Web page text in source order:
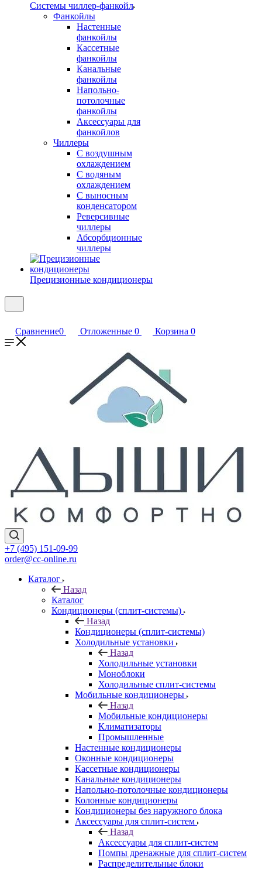
Системы чиллер-фанкойл
Фанкойлы
Настенные
фанкойлы
Кассетные
фанкойлы
Канальные
фанкойлы
Напольно-
потолочные
фанкойлы
Аксессуары для
фанкойлов
Чиллеры
С воздушным
охлаждением
С водяным
охлаждением
С выносным
конденсатором
Реверсивные
чиллеры
Абсорбционные
чиллеры
Прецизионные кондиционеры
Сравнение0 Отложенные 0 Корзина 0
+7 (495) 151-09-99
order@cc-online.ru
Каталог
Назад
Каталог
Кондиционеры (сплит-системы)
Назад
Кондиционеры (сплит-системы)
Холодильные установки
Назад
Холодильные установки
Моноблоки
Холодильные сплит-системы
Мобильные кондиционеры
Назад
Мобильные кондиционеры
Климатизаторы
Промышленные
Настенные кондиционеры
Оконные кондиционеры
Кассетные кондиционеры
Канальные кондиционеры
Напольно-потолочные кондиционеры
Колонные кондиционеры
Кондиционеры без наружного блока
Аксессуары для сплит-систем
Назад
Аксессуары для сплит-систем
Помпы дренажные для сплит-систем
Распределительные блоки